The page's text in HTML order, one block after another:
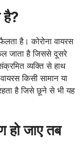
है?
है। कोरोना वायरस
जाता है जिससे दूसरे
व्यक्ति से हाथ
किसी सामान या
है जिसे छूने से भी यह
हो जाए तब